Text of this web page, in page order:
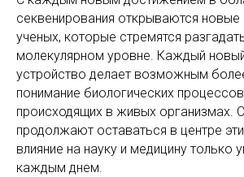
секвенирования открываются новые
ученых, которые стремятся
молекулярном уровне. Каждый
устройство делает возможным
понимание биологических
происходящих в живых организмах.
продолжают оставаться в центре
влияние на науку и медицину только
каждым днем.